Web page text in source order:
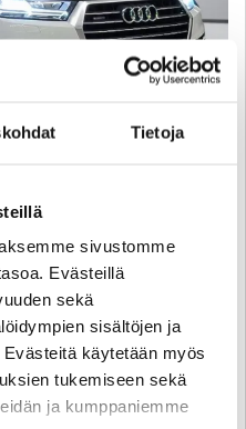
Tietoja
sivustomme
Evästeillä
sekä
sisältöjen ja
käytetään myös
tukemiseen sekä
ja kumppaniemme
tiptronic - 6 kk korotonta ja
PA-lämmitin, 7-
Koukku, 2 x renkaat
tampere